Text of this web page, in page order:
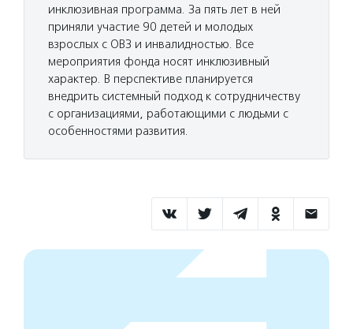
инклюзивная программа. За пять лет в ней
приняли участие 90 детей и молодых
взрослых с ОВЗ и инвалидностью. Все
мероприятия фонда носят инклюзивный
характер. В перспективе планируется
внедрить системный подход к сотрудничеству
с организациями, работающими с людьми с
особенностями развития.